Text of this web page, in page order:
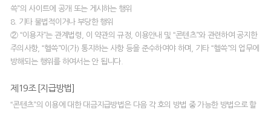
쓱”의 사이트에 공개 또는 게시하는 행위
8. 기타 불법적이거나 부당한 행위
② “이용자”는 관계법령, 이 약관의 규정, 이용안내 및 “콘텐츠”와 관련하여 공지한
주의사항, “헬쓱”이(가) 통지하는 사항 등을 준수하여야 하며, 기타 “헬쓱”의 업무에
방해되는 행위를 하여서는 안 됩니다.
제19조 [지급방법]
“콘텐츠”의 이용에 대한 대금지급방법은 다음 각 호의 방법 중 가능한 방법으로 할